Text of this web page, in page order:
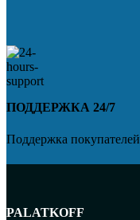
ПОДДЕРЖКА 24/7
Поддержка покупателей
PALATKOFF